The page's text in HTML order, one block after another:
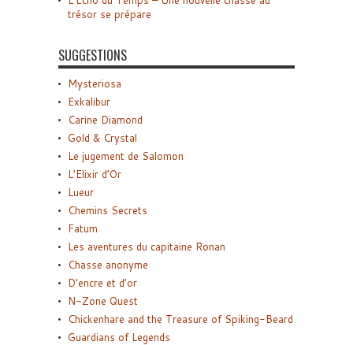
trésor se prépare
SUGGESTIONS
Mysteriosa
Exkalibur
Carine Diamond
Gold & Crystal
Le jugement de Salomon
L’Elixir d’Or
Lueur
Chemins Secrets
Fatum
Les aventures du capitaine Ronan
Chasse anonyme
D’encre et d’or
N-Zone Quest
Chickenhare and the Treasure of Spiking-Beard
Guardians of Legends